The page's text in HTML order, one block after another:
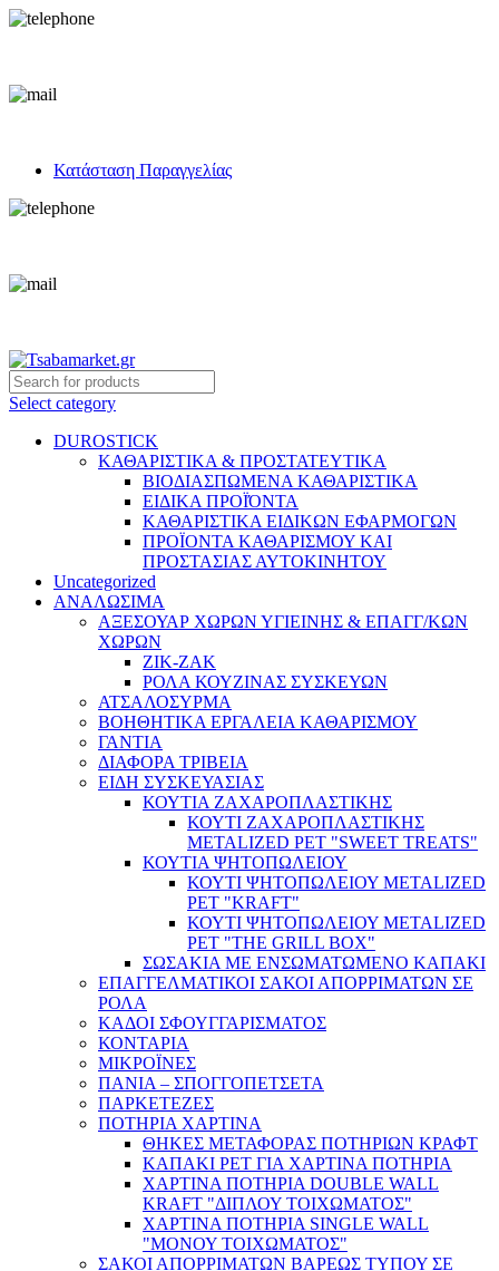
Κατάσταση Παραγγελίας
Select category
DUROSTICK
ΚΑΘΑΡΙΣΤΙΚΑ & ΠΡΟΣΤΑΤΕΥΤΙΚΑ
ΒΙΟΔΙΑΣΠΩΜΕΝΑ ΚΑΘΑΡΙΣΤΙΚΑ
ΕΙΔΙΚΑ ΠΡΟΪΌΝΤΑ
ΚΑΘΑΡΙΣΤΙΚΑ ΕΙΔΙΚΩΝ ΕΦΑΡΜΟΓΩΝ
ΠΡΟΪΟΝΤΑ ΚΑΘΑΡΙΣΜΟΥ ΚΑΙ
ΠΡΟΣΤΑΣΙΑΣ ΑΥΤΟΚΙΝΗΤΟΥ
Uncategorized
ΑΝΑΛΩΣΙΜΑ
ΑΞΕΣΟΥΑΡ ΧΩΡΩΝ ΥΓΙΕΙΝΗΣ & ΕΠΑΓΓ/ΚΩΝ
ΧΩΡΩΝ
ΖΙΚ-ΖΑΚ
ΡΟΛΑ ΚΟΥΖΙΝΑΣ ΣΥΣΚΕΥΩΝ
ΑΤΣΑΛΟΣΥΡΜΑ
ΒΟΗΘΗΤΙΚΑ ΕΡΓΑΛΕΙΑ ΚΑΘΑΡΙΣΜΟΥ
ΓΑΝΤΙΑ
ΔΙΑΦΟΡΑ ΤΡΙΒΕΙΑ
ΕΙΔΗ ΣΥΣΚΕΥΑΣΙΑΣ
ΚΟΥΤΙΑ ΖΑΧΑΡΟΠΛΑΣΤΙΚΗΣ
ΚΟΥΤΙ ΖΑΧΑΡΟΠΛΑΣΤΙΚΗΣ
METALIZED PET "SWEET TREATS"
ΚΟΥΤΙΑ ΨΗΤΟΠΩΛΕΙΟΥ
ΚΟΥΤΙ ΨΗΤΟΠΩΛΕΙΟΥ METALIZED
PET "KRAFT"
ΚΟΥΤΙ ΨΗΤΟΠΩΛΕΙΟΥ METALIZED
PET "THE GRILL BOX"
ΣΩΣΑΚΙΑ ΜΕ ΕΝΣΩΜΑΤΩΜΕΝΟ ΚΑΠΑΚΙ
ΕΠΑΓΓΕΛΜΑΤΙΚΟΙ ΣΑΚΟΙ ΑΠΟΡΡΙΜΑΤΩΝ ΣΕ
ΡΟΛΑ
ΚΑΔΟΙ ΣΦΟΥΓΓΑΡΙΣΜΑΤΟΣ
ΚΟΝΤΑΡΙΑ
ΜΙΚΡΟΪΝΕΣ
ΠΑΝΙΑ – ΣΠΟΓΓΟΠΕΤΣΕΤΑ
ΠΑΡΚΕΤΕΖΕΣ
ΠΟΤΗΡΙΑ ΧΑΡΤΙΝΑ
ΘΗΚΕΣ ΜΕΤΑΦΟΡΑΣ ΠΟΤΗΡΙΩΝ ΚΡΑΦΤ
ΚΑΠΑΚΙ PET ΓΙΑ ΧΑΡΤΙΝΑ ΠΟΤΗΡΙΑ
ΧΑΡΤΙΝΑ ΠΟΤΗΡΙΑ DOUBLE WALL
KRAFT "ΔΙΠΛΟΥ ΤΟΙΧΩΜΑΤΟΣ"
ΧΑΡΤΙΝΑ ΠΟΤΗΡΙΑ SINGLE WALL
"ΜΟΝΟΥ ΤΟΙΧΩΜΑΤΟΣ"
ΣΑΚΟΙ ΑΠΟΡΡΙΜΑΤΩΝ ΒΑΡΕΩΣ ΤΥΠΟΥ ΣΕ